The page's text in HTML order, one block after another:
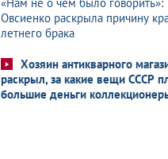
Овсиенко раскрыла причину
летнего брака
Хозяин антикварного
раскрыл, за какие вещи СССР
большие деньги